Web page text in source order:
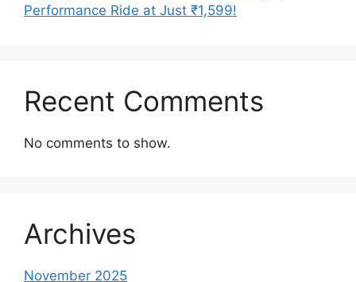
Performance Ride at Just ₹1,599!
Recent Comments
No comments to show.
Archives
November 2025